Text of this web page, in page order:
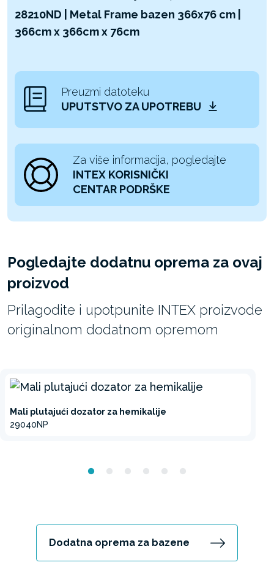
28210ND | Metal Frame bazen 366x76 cm |
366cm x 366cm x 76cm
Preuzmi datoteku
UPUTSTVO ZA UPOTREBU
Za više informacija, pogledajte
INTEX KORISNIČKI
CENTAR PODRŠKE
Pogledajte dodatnu oprema za ovaj
proizvod
Prilagodite i upotpunite INTEX proizvode
originalnom dodatnom opremom
Mali plutajući dozator za hemikalije
29040NP
Dodatna oprema za bazene